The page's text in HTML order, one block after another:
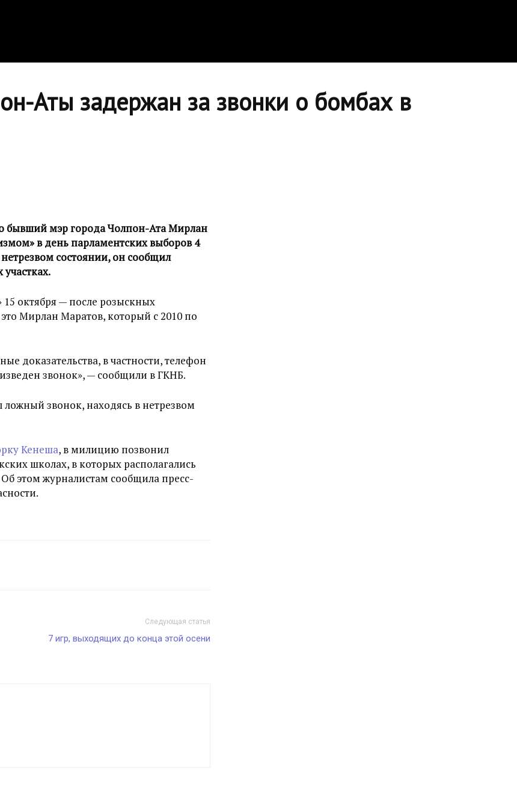
Аты задержан за звонки о бомбах в
бывший мэр города Чолпон-Ата Мирлан
в день парламентских выборов 4
состоянии, он сообщил
октября — после розыскных
Мирлан Маратов, который с 2010 по
доказательства, в частности, телефон
звонок», — сообщили в ГКНБ.
звонок, находясь в нетрезвом
Кенеша, в милицию позвонил
школах, в которых располагались
этом журналистам сообщила пресс-
Следующая статья
7 игр, выходящих до конца этой осени